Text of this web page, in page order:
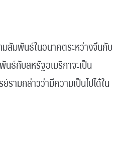
สัมพันธ์ในอนาคตระหว่างจีนกับ
ธ์กับสหรัฐอเมริกาจะเป็น
รามกล่าวว่ามีความเป็นไปได้ใน